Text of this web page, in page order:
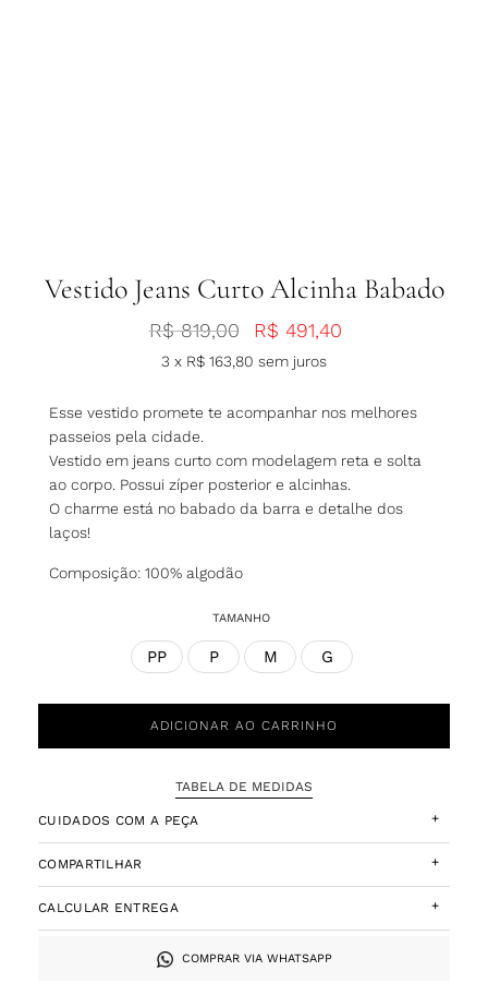
Vestido Jeans Curto Alcinha Babado
R$819,00 R$ 491,40
3 x R$ 163,80 sem juros
Esse vestido promete te acompanhar nos melhores
passeios pela cidade.
Vestido em jeans curto com modelagem reta e solta
ao corpo. Possui zíper posterior e alcinhas.
O charme está no babado da barra e detalhe dos
laços!
Composição: 100% algodão
TAMANHO
PP P M G
ADICIONAR AO CARRINHO
TABELA DE MEDIDAS
CUIDADOS COM A PEÇA +
COMPARTILHAR +
CALCULAR ENTREGA +
COMPRAR VIA WHATSAPP